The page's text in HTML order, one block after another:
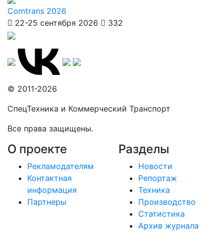
Comtrans 2026
22-25 сентября 2026
332
© 2011-2026
СпецТехника и Коммерческий Транспорт
Все права защищены.
О проекте
Рекламодателям
Контактная
информация
Партнеры
Разделы
Новости
Репортаж
Техника
Производство
Статистика
Архив журнала